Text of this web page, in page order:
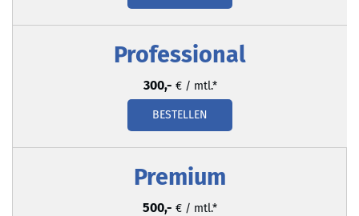
Professional
300,- € / mtl.*
BESTELLEN
Premium
500,- € / mtl.*